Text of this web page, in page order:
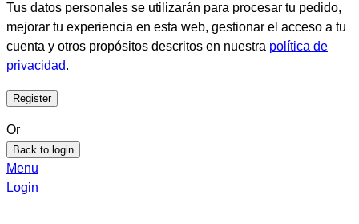
Tus datos personales se utilizarán para procesar tu pedido,
mejorar tu experiencia en esta web, gestionar el acceso a tu
cuenta y otros propósitos descritos en nuestra política de
privacidad.
Or
Back to login
Menu
Login